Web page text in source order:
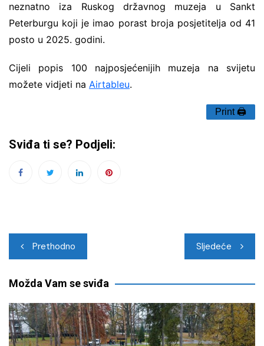
neznatno iza Ruskog državnog muzeja u Sankt
Peterburgu koji je imao porast broja posjetitelja od 41
posto u 2025. godini.
Cijeli popis 100 najposjećenijih muzeja na svijetu
možete vidjeti na Airtableu.
Print 🖨
Sviđa ti se? Podjeli:
Navigacija
objava
Prethodno Sljedeće
Možda Vam se sviđa